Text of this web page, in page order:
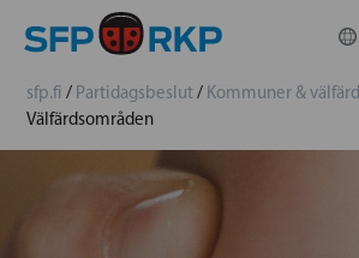
sfp.fi / Partidagsbeslut/ Kommuner &
Välfärdsområden